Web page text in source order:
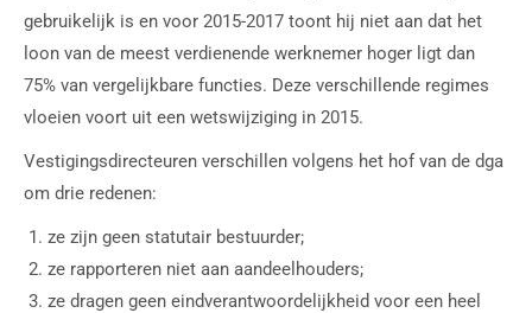
gebruikelijk is en voor 2015-2017 toont hij niet aan dat het
loon van de meest verdienende werknemer hoger ligt dan
75% van vergelijkbare functies. Deze verschillende regimes
vloeien voort uit een wetswijziging in 2015.
Vestigingsdirecteuren verschillen volgens het hof van de dga
om drie redenen:
ze zijn geen statutair bestuurder;
ze rapporteren niet aan aandeelhouders;
ze dragen geen eindverantwoordelijkheid voor een heel